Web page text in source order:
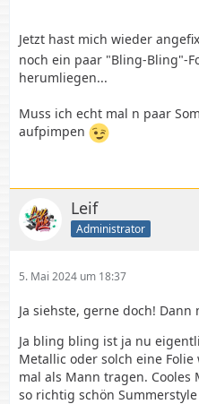
Jetzt hast mich wieder
noch ein paar "Bling-Bling"-
herumliegen...
Muss ich echt mal n paar
aufpimpen
Leif
Administrator
5. Mai 2024 um 18:37
Ja siehste, gerne doch! Dann
Ja bling bling ist ja nu
Metallic oder solch eine
mal als Mann tragen.
so richtig schön Summerstyle